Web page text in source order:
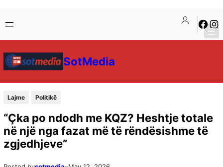
SotMedia
Lajme Politikë
“Çka po ndodh me KQZ? Heshtje totale
në një nga fazat më të rëndësishme të
zgjedhjeve”